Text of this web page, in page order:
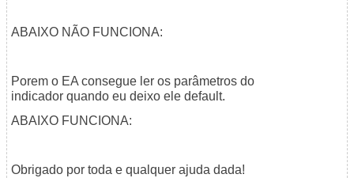
ABAIXO NÃO FUNCIONA:
Porem o EA consegue ler os parâmetros do
indicador quando eu deixo ele default.
ABAIXO FUNCIONA:
Obrigado por toda e qualquer ajuda dada!